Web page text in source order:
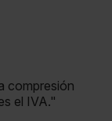
compresión
el IVA."